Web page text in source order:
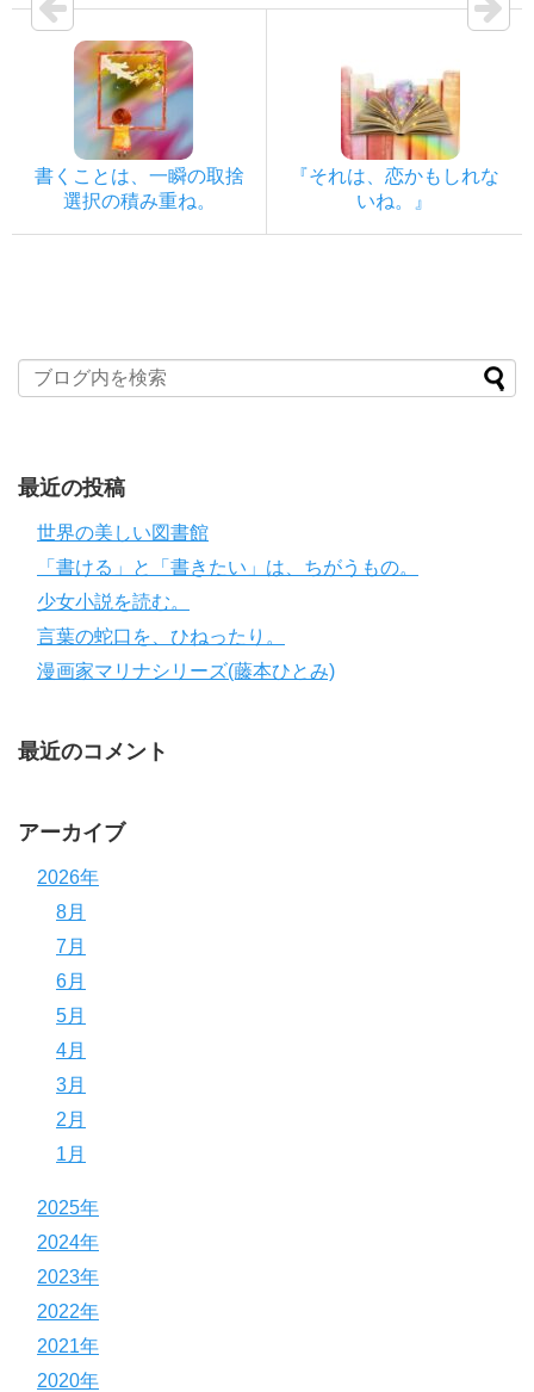
書くことは、一瞬の取捨
選択の積み重ね。
『それは、恋かもしれな
いね。』
最近の投稿
世界の美しい図書館
「書ける」と「書きたい」は、ちがうもの。
少女小説を読む。
言葉の蛇口を、ひねったり。
漫画家マリナシリーズ(藤本ひとみ)
最近のコメント
アーカイブ
2026年
8月
7月
6月
5月
4月
3月
2月
1月
2025年
2024年
2023年
2022年
2021年
2020年